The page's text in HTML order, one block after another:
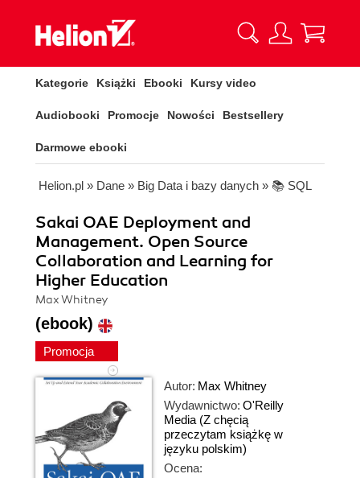
Kategorie Książki Ebooki Kursy video
Audiobooki Promocje Nowości Bestsellery
Darmowe ebooki
Helion.pl » Dane » Big Data i bazy danych » 📚 SQL
Sakai OAE Deployment and
Management. Open Source
Collaboration and Learning for
Higher Education
Max Whitney
(ebook)
Promocja
Autor: Max Whitney
Wydawnictwo: O'Reilly
Media (Z chęcią
przeczytam książkę w
języku polskim)
Ocena: